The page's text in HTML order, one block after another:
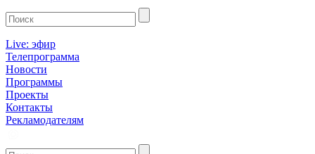
Live: эфир
Телепрограмма
Новости
Программы
Проекты
Контакты
Рекламодателям